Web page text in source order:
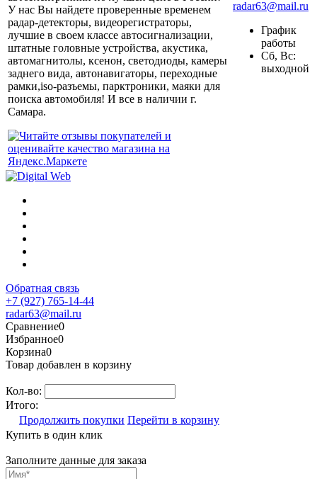
У нас Вы найдете проверенные временем
радар-детекторы, видеорегистраторы,
лучшие в своем классе автосигнализации,
штатные головные устройства, акустика,
автомагнитолы, ксенон, светодиоды, камеры
заднего вида, автонавигаторы, переходные
рамки,iso-разъемы, парктроники, маяки для
поиска автомобиля! И все в наличии г.
Самара.
radar63@mail.ru
График
работы
Сб, Вс:
выходной
Обратная связь
+7 (927) 765-14-44
radar63@mail.ru
Сравнение0
Избранное0
Корзина0
Товар добавлен в корзину
Кол-во:
Итого:
Продолжить покупки Перейти в корзину
Купить в один клик
Заполните данные для заказа